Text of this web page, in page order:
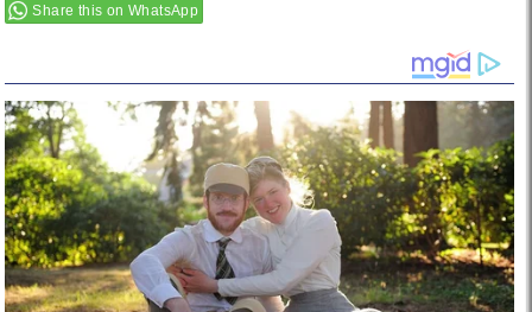
Share this on WhatsApp